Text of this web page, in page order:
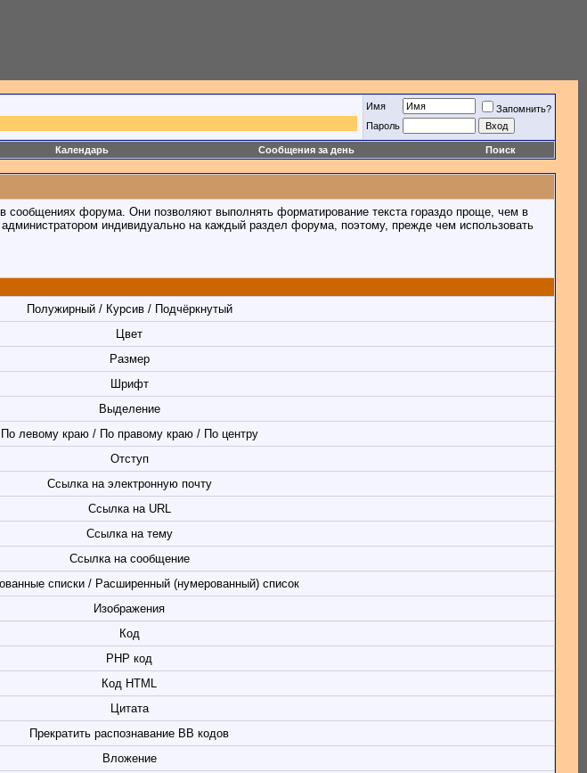
Имя
Запомнить?
Пароль
Календарь Сообщения за день Поиск
сообщениях форума. Они позволяют выполнять форматирование текста гораздо проще, чем в
индивидуально на каждый раздел форума, поэтому, прежде чем использовать
Полужирный / Курсив / Подчёркнутый
Цвет
Размер
Шрифт
Выделение
По левому краю / По правому краю / По центру
Отступ
Ссылка на электронную почту
Ссылка на URL
Ссылка на тему
Ссылка на сообщение
списки / Расширенный (нумерованный) список
Изображения
Код
PHP код
Код HTML
Цитата
Прекратить распознавание BB кодов
Вложение